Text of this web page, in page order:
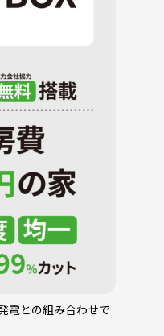
電との組み合わせで